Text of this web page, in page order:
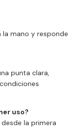
la mano y responde
punta clara,
uso?
la primera